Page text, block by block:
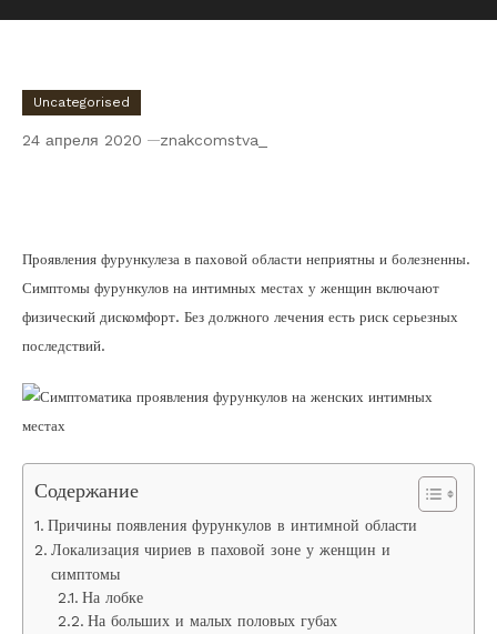
Uncategorised
24 апреля 2020 znakcomstva_
Проявления фурункулеза в паховой области неприятны и болезненны.
Симптомы фурункулов на интимных местах у женщин включают
физический дискомфорт. Без должного лечения есть риск серьезных
последствий.
Содержание
Причины появления фурункулов в интимной области
Локализация чириев в паховой зоне у женщин и
симптомы
На лобке
На больших и малых половых губах